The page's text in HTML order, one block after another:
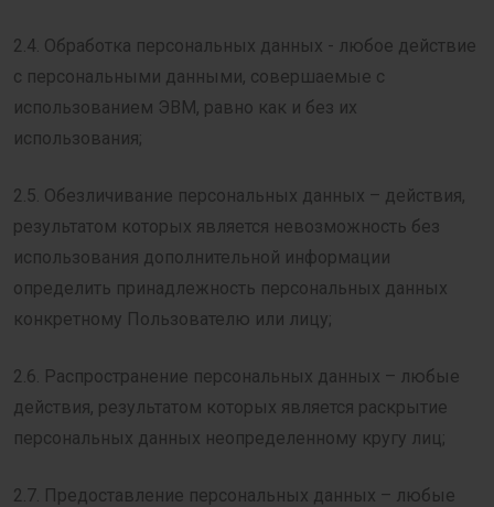
2.4. Обработка персональных данных - любое действие
с персональными данными, совершаемые с
использованием ЭВМ, равно как и без их
использования;
2.5. Обезличивание персональных данных – действия,
результатом которых является невозможность без
использования дополнительной информации
определить принадлежность персональных данных
конкретному Пользователю или лицу;
2.6. Распространение персональных данных – любые
действия, результатом которых является раскрытие
персональных данных неопределенному кругу лиц;
2.7. Предоставление персональных данных – любые